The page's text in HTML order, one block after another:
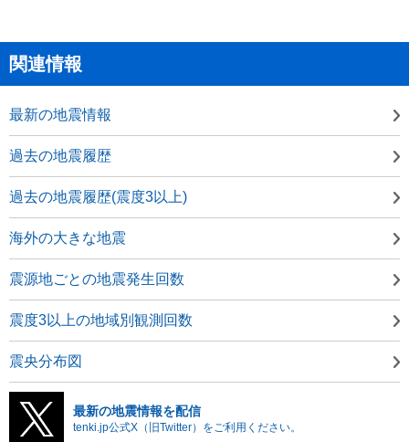
関連情報
最新の地震情報
過去の地震履歴
過去の地震履歴(震度3以上)
海外の大きな地震
震源地ごとの地震発生回数
震度3以上の地域別観測回数
震央分布図
最新の地震情報を配信
tenki.jp公式X（旧Twitter）をご利用ください。